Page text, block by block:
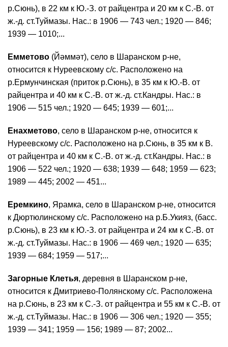
р.Сюнь), в 22 км к Ю.-З. от райцентра и 20 км к С.-В. от
ж.-д. ст.Туймазы. Нас.: в 1906 — 743 чел.; 1920 — 846;
1939 — 1010;...
Емметово (Йәммәт), село в Шаранском р-не,
относится к Нуреевскому с/с. Расположено на
р.Ермунчинская (приток р.Сюнь), в 35 км к Ю.-В. от
райцентра и 40 км к С.-В. от ж.-д. ст.Кандры. Нас.: в
1906 — 515 чел.; 1920 — 645; 1939 — 601;...
Енахметово, село в Шаранском р-не, относится к
Нуреевскому с/с. Расположено на р.Сюнь, в 35 км к В.
от райцентра и 40 км к С.-В. от ж.-д. ст.Кандры. Нас.: в
1906 — 522 чел.; 1920 — 638; 1939 — 648; 1959 — 623;
1989 — 445; 2002 — 451...
Еремкино, Ярамка, село в Шаранском р-не, относится
к Дюртюлинскому с/с. Расположено на р.Б.Укияз, (басс.
р.Сюнь), в 23 км к Ю.-З. от райцентра и 24 км к С.-В. от
ж.-д. ст.Туймазы. Нас.: в 1906 — 469 чел.; 1920 — 635;
1939 — 684; 1959 — 517;...
Загорные Клетья, деревня в Шаранском р-не,
относится к Дмитриево-Полянскому с/с. Расположена
на р.Сюнь, в 23 км к С.-З. от райцентра и 55 км к С.-В. от
ж.-д. ст.Туймазы. Нас.: в 1906 — 306 чел.; 1920 — 355;
1939 — 341; 1959 — 156; 1989 — 87; 2002...